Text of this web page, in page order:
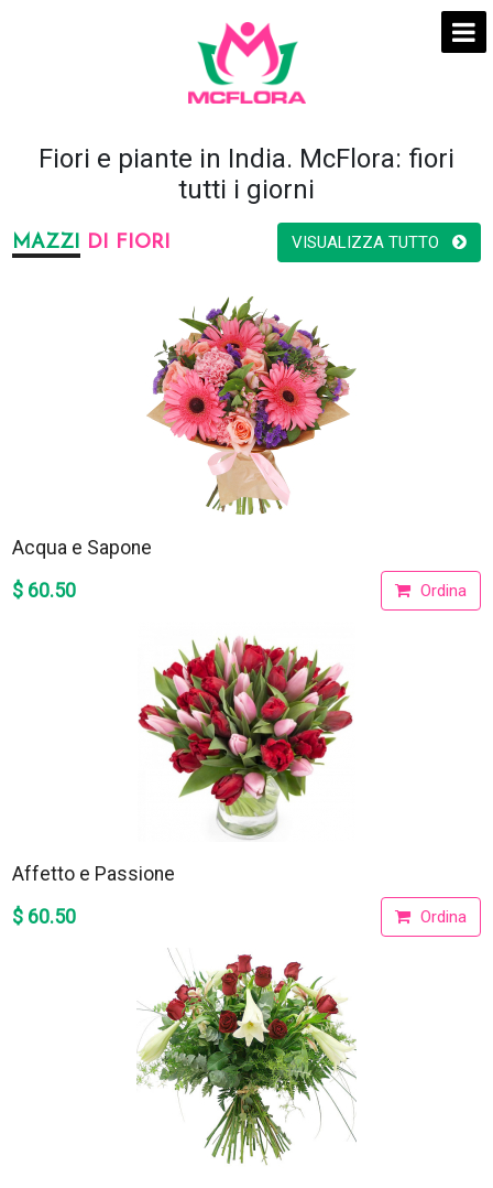
Fiori e piante in India. McFlora: fiori
tutti i giorni
MAZZI DI FIORI VISUALIZZA TUTTO
Acqua e Sapone
$ 60.50
Ordina
Affetto e Passione
$ 60.50
Ordina